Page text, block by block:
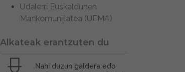
Udalerri Euskaldunen
Mankomunitatea (UEMA)
Alkateak erantzuten du
Nahi duzun galdera edo